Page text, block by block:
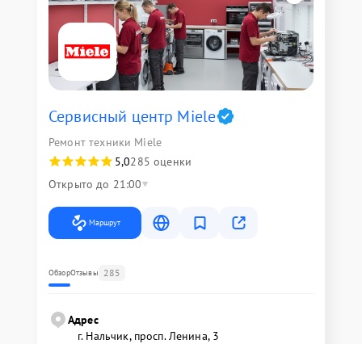
Сервисный центр Miele
Ремонт техники Miele
5,0285 оценки
Открыто до 21:00
Маршрут
ОбзорОтзывы 285
Адрес
г. Нальчик, просп. Ленина, 3